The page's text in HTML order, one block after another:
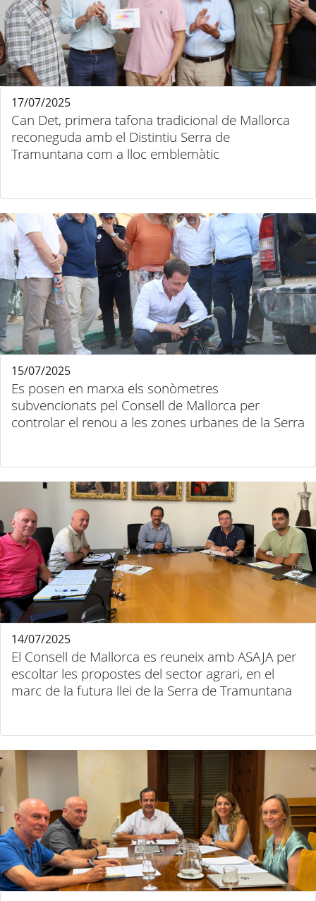
Can Det, primera tafona tradicional de Mallorca
reconeguda amb el Distintiu Serra de
Tramuntana com a lloc emblemàtic
17/07/2025
Es posen en marxa els sonòmetres
subvencionats pel Consell de Mallorca per
controlar el renou a les zones urbanes de la Serra
15/07/2025
El Consell de Mallorca es reuneix amb ASAJA per
escoltar les propostes del sector agrari, en el
marc de la futura llei de la Serra de Tramuntana
14/07/2025